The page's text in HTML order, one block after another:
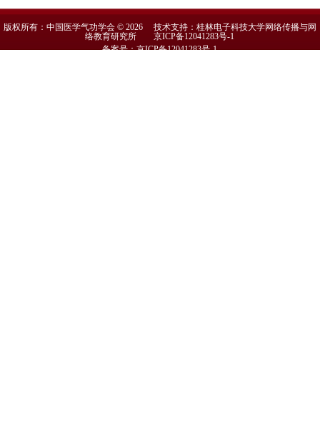
版权所有：中国医学气功学会 © 2026 技术支持：桂林电子科技大学网络传播与网
络教育研究所京ICP备12041283号-1
备案号：京ICP备12041283号-1